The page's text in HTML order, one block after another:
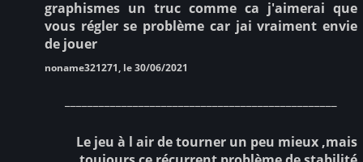
graphismes un truc comme ca j'aimerai que
vous régler se problème car jai vraiment envie
de jouer
noname321271, le 30/06/2021
Le jeu à l air de tourner un peu mieux ,mais